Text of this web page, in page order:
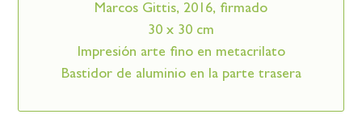
Marcos Gittis, 2016, firmado
30 x 30 cm
Impresión arte fino en metacrilato
Bastidor de aluminio en la parte trasera